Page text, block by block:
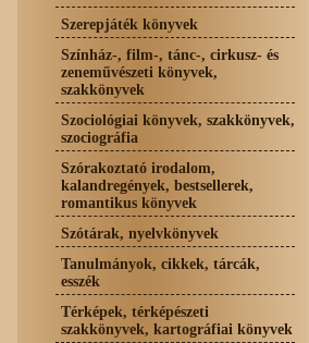
Szerepjáték könyvek
Színház-, film-, tánc-, cirkusz- és
zeneművészeti könyvek,
szakkönyvek
Szociológiai könyvek, szakkönyvek,
szociográfia
Szórakoztató irodalom,
kalandregények, bestsellerek,
romantikus könyvek
Szótárak, nyelvkönyvek
Tanulmányok, cikkek, tárcák,
esszék
Térképek, térképészeti
szakkönyvek, kartográfiai könyvek